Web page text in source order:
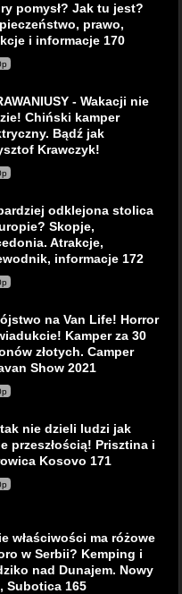
pomysł? Jak tu jest?
prawo,
i informacje 170
- Wakacji nie
Chiński kamper
Bądź jak
Krawczyk!
odklejona stolica
Skopje,
Atrakcje,
informacje 172
na Van Life! Horror
Kamper za 30
złotych. Camper
Show 2021
nie dzieli ludzi jak
przeszłością! Prisztina i
Kosovo 171
właściwości ma różowe
w Serbii? Kemping i
nad Dunajem. Nowy
Subotica 165